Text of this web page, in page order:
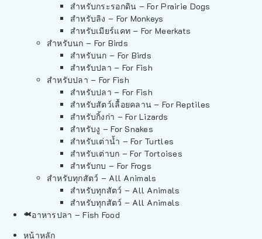
สำหรับกระรอกดิน – For Prairie Dogs
สำหรับลิง – For Monkeys
สำหรับเมียร์แคท – For Meerkats
สำหรับนก – For Birds
สำหรับนก – For Birds
สำหรับปลา – For Fish
สำหรับปลา – For Fish
สำหรับปลา – For Fish
สำหรับสัตว์เลื้อยคลาน – For Reptiles
สำหรับกิ้งก่า – For Lizards
สำหรับงู – For Snakes
สำหรับเต่าน้ำ – For Turtles
สำหรับเต่าบก – For Tortoises
สำหรับกบ – For Frogs
สำหรับทุกสัตว์ – All Animals
สำหรับทุกสัตว์ – All Animals
สำหรับทุกสัตว์ – All Animals
อาหารปลา – Fish Food
หน้าหลัก